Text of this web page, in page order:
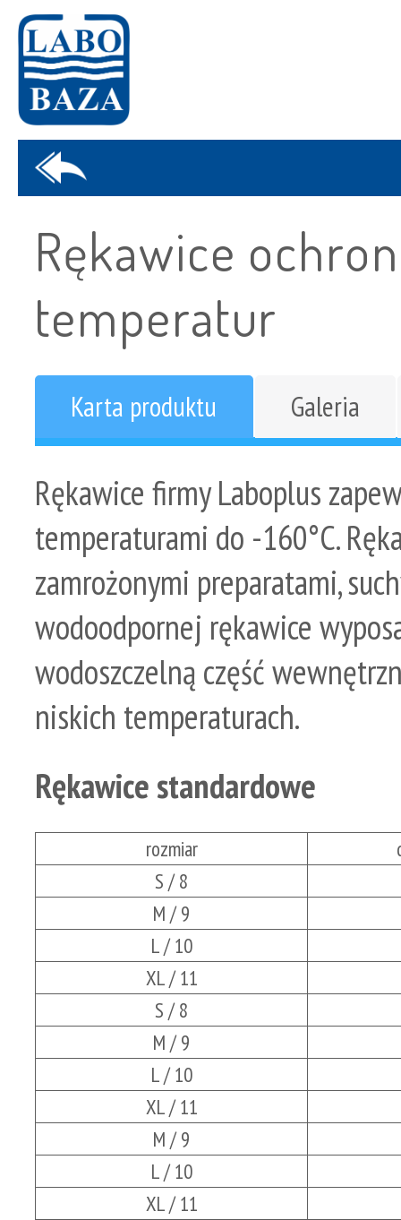
Rękawice
temperatur
Karta produktu Galeria
Rękawice firmy Laboplus
temperaturami do -160°C.
zamrożonymi preparatami,
wodoodpornej rękawice
wodoszczelną część
niskich temperaturach.
Rękawice standardowe
rozmiar
S / 8
M / 9
L / 10
XL / 11
S / 8
M / 9
L / 10
XL / 11
M / 9
L / 10
XL / 11